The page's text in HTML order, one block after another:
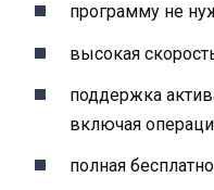
программу не
высокая
поддержка
включая
полная